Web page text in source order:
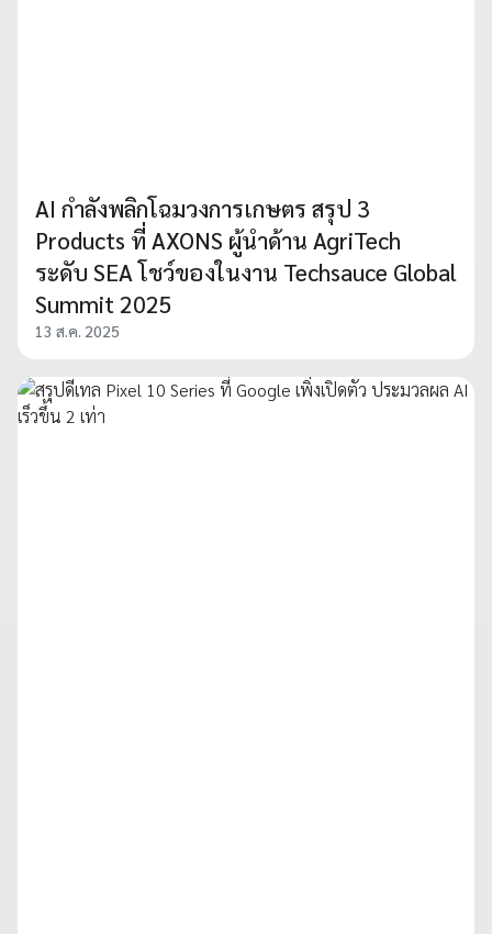
AI กำลังพลิกโฉมวงการเกษตร สรุป 3
Products ที่ AXONS ผู้นำด้าน AgriTech
ระดับ SEA โชว์ของในงาน Techsauce Global
Summit 2025
13 ส.ค. 2025